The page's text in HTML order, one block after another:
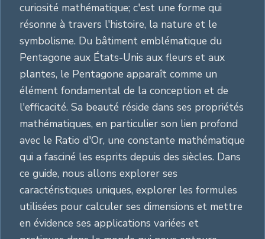
curiosité mathématique; c'est une forme qui
résonne à travers l'histoire, la nature et le
symbolisme. Du bâtiment emblématique du
Pentagone aux États-Unis aux fleurs et aux
plantes, le Pentagone apparaît comme un
élément fondamental de la conception et de
l'efficacité. Sa beauté réside dans ses propriétés
mathématiques, en particulier son lien profond
avec le Ratio d'Or, une constante mathématique
qui a fasciné les esprits depuis des siècles. Dans
ce guide, nous allons explorer ses
caractéristiques uniques, explorer les formules
utilisées pour calculer ses dimensions et mettre
en évidence ses applications variées et